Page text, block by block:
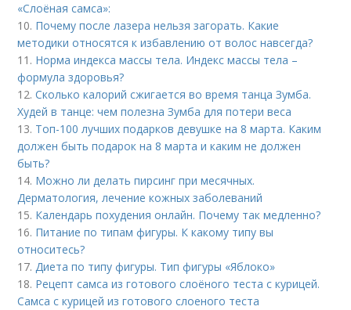
«Слоёная самса»:
10. Почему после лазера нельзя загорать. Какие
методики относятся к избавлению от волос навсегда?
11. Норма индекса массы тела. Индекс массы тела –
формула здоровья?
12.Сколько калорий сжигается во время танца Зумба.
Худей в танце: чем полезна Зумба для потери веса
13. Топ-100 лучших подарков девушке на 8 марта. Каким
должен быть подарок на 8 марта и каким не должен
быть?
14. Можно ли делать пирсинг при месячных.
Дерматология, лечение кожных заболеваний
15. Календарь похудения онлайн. Почему так медленно?
16. Питание по типам фигуры. К какому типу вы
относитесь?
17.Диета по типу фигуры. Тип фигуры «Яблоко»
18. Рецепт самса из готового слоёного теста с курицей.
Самса с курицей из готового слоеного теста